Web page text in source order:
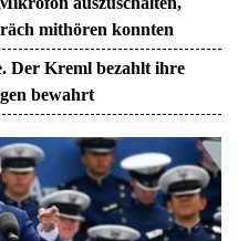
mithören konnten
Der Kreml bezahlt ihre
bewahrt